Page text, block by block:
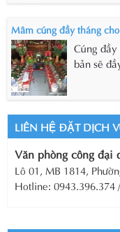
Mâm cúng đầy tháng
Cúng
bản sẽ
LIÊN HỆ ĐẶT DỊCH
Văn phòng công đại
Lô 01, MB 1814,
Hotline: 0943.396.374